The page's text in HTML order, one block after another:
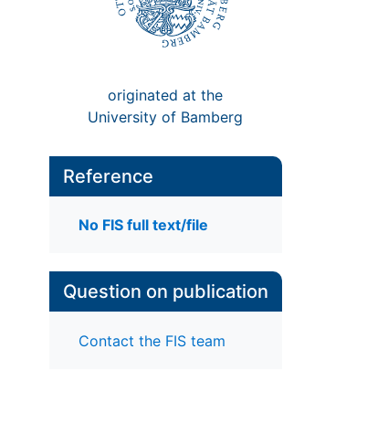
originated at the
University of Bamberg
Reference
No FIS full text/file
Question on publication
Contact the FIS team